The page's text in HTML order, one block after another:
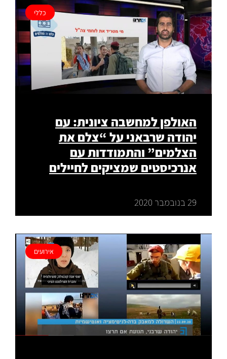
כללי
האולפן למחשבה ציונית: עם
יהודה שרבאני על “צלם את
הצלמים” והתמודדות עם
אנרכיסטים שמציקים לחיילים
29 בנובמבר 2020
אירועים